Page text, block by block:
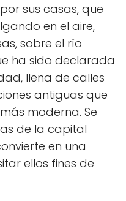
sus casas, que
en el aire,
sobre el río
ha sido declarada
llena de calles
antiguas que
moderna. Se
de la capital
en una
ellos fines de